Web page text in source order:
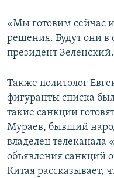
«Мы готовим сейчас
решения. Будут они в
президент Зеленский.
Также политолог
фигуранты списка
такие санкции
Мураев, бывший
владелец
объявления санкций
Китая рассказывает,